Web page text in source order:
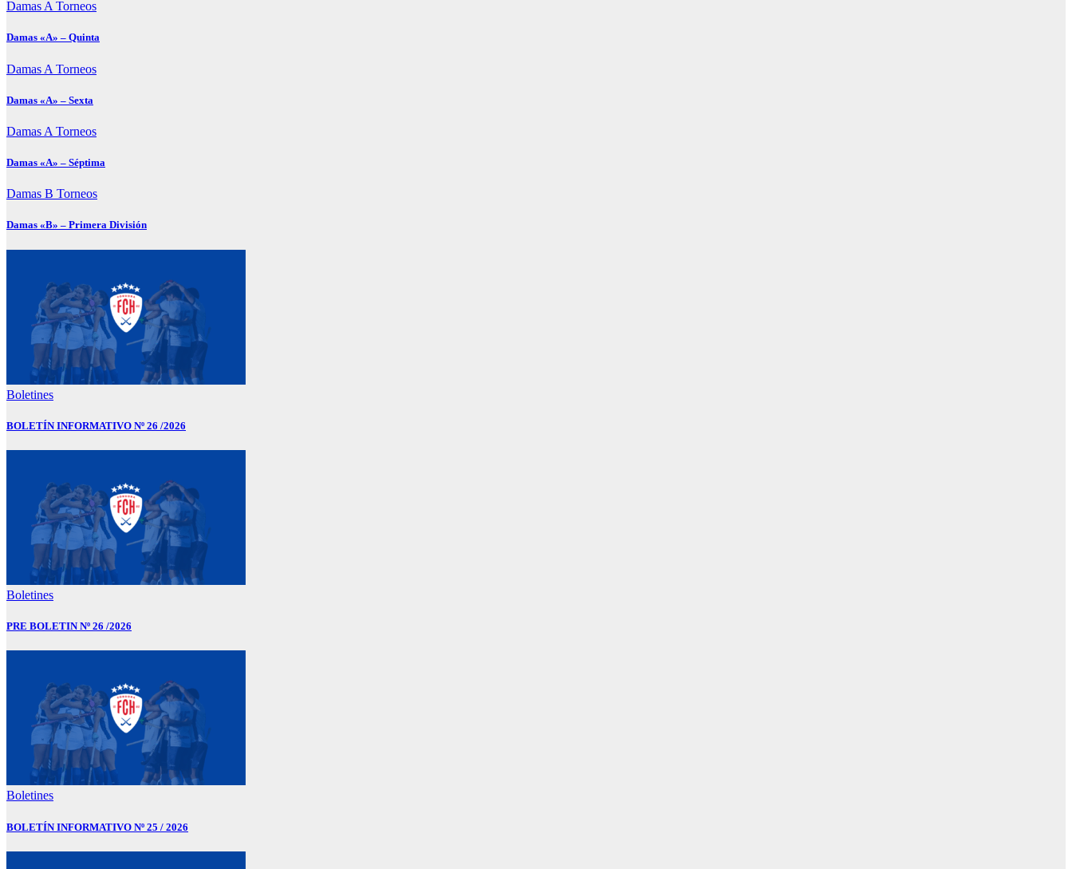
Damas A Torneos
Damas «A» – Quinta
Damas A Torneos
Damas «A» – Sexta
Damas A Torneos
Damas «A» – Séptima
Damas B Torneos
Damas «B» – Primera División
Boletines
BOLETÍN INFORMATIVO Nº 26 /2026
Boletines
PRE BOLETIN Nº 26 /2026
Boletines
BOLETÍN INFORMATIVO Nº 25 / 2026